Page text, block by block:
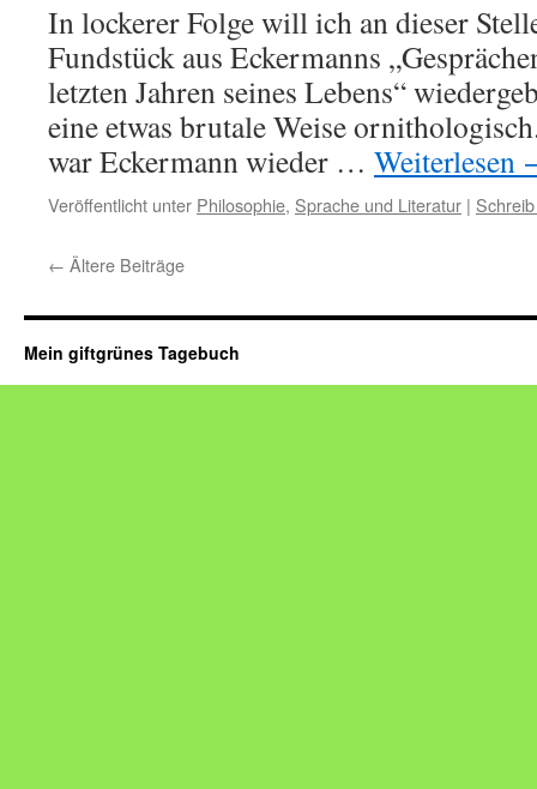
In lockerer Folge will ich an dieser
Fundstück aus Eckermanns
letzten Jahren seines Lebens“
eine etwas brutale Weise
war Eckermann wieder … Weiterlesen
Veröffentlicht unter Philosophie, Sprache und Literatur |
← Ältere Beiträge
Mein giftgrünes Tagebuch